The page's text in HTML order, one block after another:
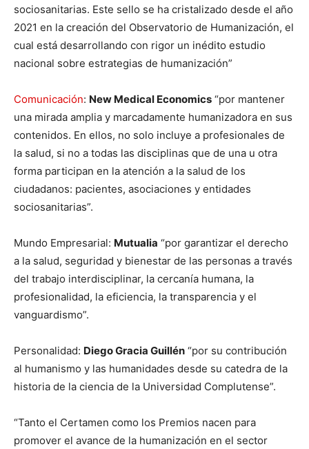
sociosanitarias. Este sello se ha cristalizado desde el año
2021 en la creación del Observatorio de Humanización, el
cual está desarrollando con rigor un inédito estudio
nacional sobre estrategias de humanización”
Comunicación: New Medical Economics “por mantener
una mirada amplia y marcadamente humanizadora en sus
contenidos. En ellos, no solo incluye a profesionales de
la salud, si no a todas las disciplinas que de una u otra
forma participan en la atención a la salud de los
ciudadanos: pacientes, asociaciones y entidades
sociosanitarias”.
Mundo Empresarial: Mutualia “por garantizar el derecho
a la salud, seguridad y bienestar de las personas a través
del trabajo interdisciplinar, la cercanía humana, la
profesionalidad, la eficiencia, la transparencia y el
vanguardismo”.
Personalidad: Diego Gracia Guillén “por su contribución
al humanismo y las humanidades desde su catedra de la
historia de la ciencia de la Universidad Complutense”.
“Tanto el Certamen como los Premios nacen para
promover el avance de la humanización en el sector